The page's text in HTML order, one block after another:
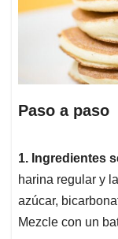
Paso a paso
1. Ingredientes
harina regular y
azúcar,
Mezcle con un